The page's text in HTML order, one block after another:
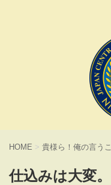
HOME > 貴様ら！俺の言う
仕込みは大変。